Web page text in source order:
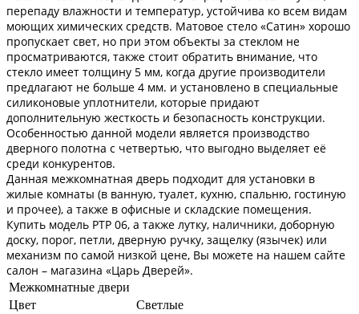
перепаду влажности и температур, устойчива ко всем видам
моющих химических средств. Матовое стело «Сатин» хорошо
пропускает свет, но при этом объекты за стеклом не
просматриваются, также стоит обратить внимание, что
стекло имеет толщину 5 мм, когда другие производители
предлагают не больше 4 мм. и установлено в специальные
силиконовые уплотнители, которые придают
дополнительную жесткость и безопасность конструкции.
Особенностью данной модели является производство
дверного полотна с четвертью, что выгодно выделяет её
среди конкурентов.
Данная межкомнатная дверь подходит для установки в
жилые комнаты (в ванную, туалет, кухню, спальню, гостиную
и прочее), а также в офисные и складские помещения.
Купить модель РТР 06, а также лутку, наличники, доборную
доску, порог, петли, дверную ручку, защелку (язычек) или
механизм по самой низкой цене, Вы можете на нашем сайте
салон – магазина «Царь Дверей».
Межкомнатные двери
Цвет
Светлые